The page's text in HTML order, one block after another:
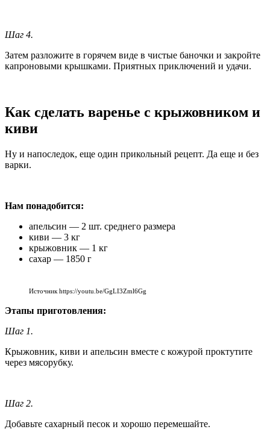
Шаг 4.
Затем разложите в горячем виде в чистые баночки и закройте
капроновыми крышками. Приятных приключений и удачи.
Как сделать варенье с крыжовником и
киви
Ну и напоследок, еще один прикольный рецепт. Да еще и без
варки.
Нам понадобится:
апельсин — 2 шт. среднего размера
киви — 3 кг
крыжовник — 1 кг
сахар — 1850 г
Источник https://youtu.be/GgLI3Zml6Gg
Этапы приготовления:
Шаг 1.
Крыжовник, киви и апельсин вместе с кожурой проктутите
через мясорубку.
Шаг 2.
Добавьте сахарный песок и хорошо перемешайте.